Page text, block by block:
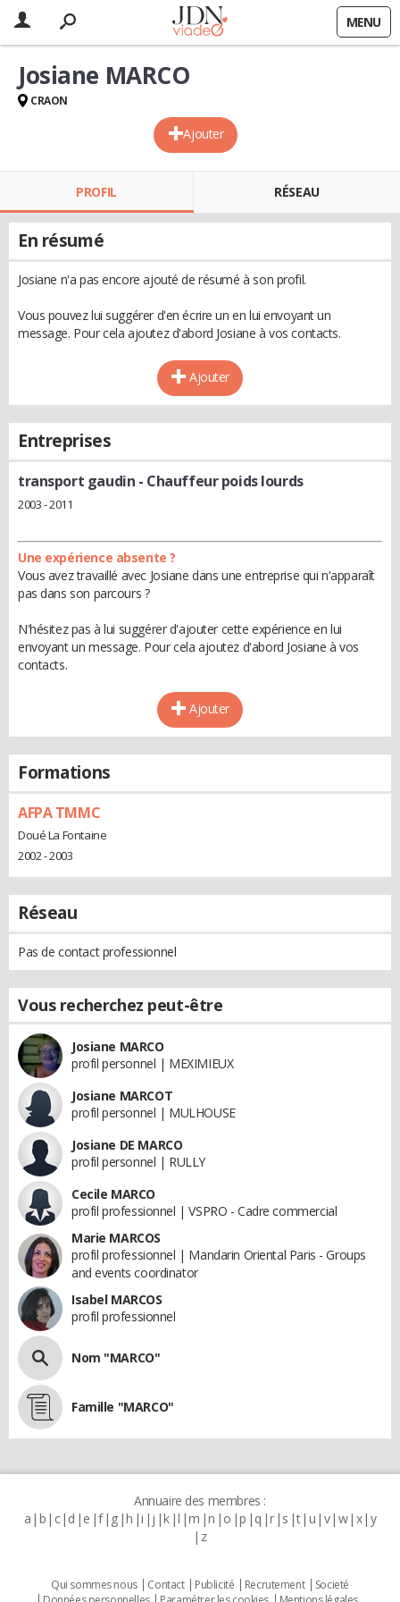
MENU
Ajouter
Josiane MARCO
CRAON
PROFIL RÉSEAU
En résumé
Josiane n'a pas encore ajouté de résumé à son profil.
Vous pouvez lui suggérer d'en écrire un en lui envoyant un
message. Pour cela ajoutez d'abord Josiane à vos contacts.
Ajouter
Entreprises
transport gaudin - Chauffeur poids lourds
2003 - 2011
Une expérience absente ?
Vous avez travaillé avec Josiane dans une entreprise qui n'apparaît
pas dans son parcours ?
N'hésitez pas à lui suggérer d'ajouter cette expérience en lui
envoyant un message. Pour cela ajoutez d'abord Josiane à vos
contacts.
Ajouter
Formations
AFPA TMMC
Doué La Fontaine
2002 - 2003
Réseau
Pas de contact professionnel
Vous recherchez peut-être
Josiane MARCO
profil personnel | MEXIMIEUX
Josiane MARCOT
profil personnel | MULHOUSE
Josiane DE MARCO
profil personnel | RULLY
Cecile MARCO
profil professionnel | VSPRO - Cadre commercial
Marie MARCOS
profil professionnel | Mandarin Oriental Paris - Groups
and events coordinator
Isabel MARCOS
profil professionnel
Nom "MARCO"
Famille "MARCO"
Annuaire des membres :
a b c d e f g h i j k l m n o p q r s t u v w x y
z
Qui sommes nous Contact Publicité Recrutement
Societé